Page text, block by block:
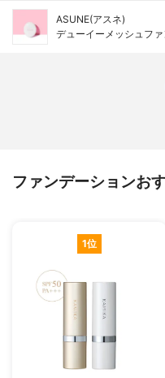
ASUNE(アスネ)
デューイーメッシュフ
ファンデーションお
1位